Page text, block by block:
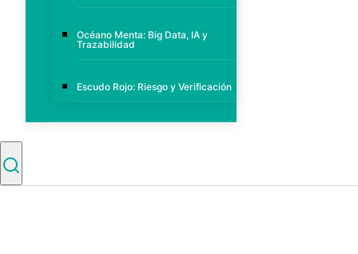
Océano Menta: Big Data, IA y
Trazabilidad
Escudo Rojo: Riesgo y Verificación